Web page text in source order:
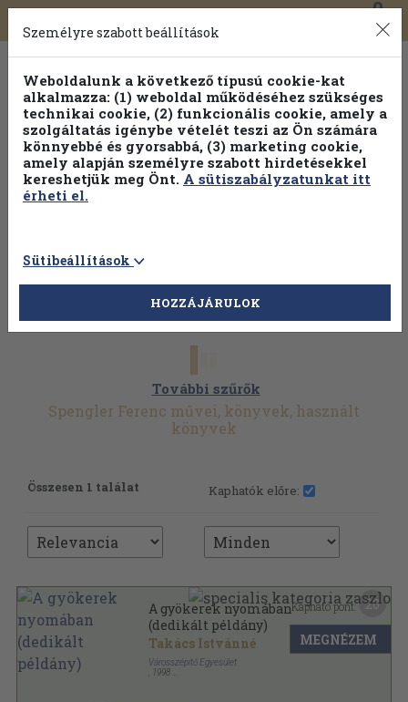
Toggle
navigation
0
További szűrők
Spengler Ferenc művei, könyvek, használt
könyvek
Összesen 1 találat Kaphatók előre:
A gyökerek nyomában
(dedikált példány)
Takács Istvánné
Városszépítő Egyesület
1998
Kapható pont: 20
MEGNÉZEM
Személyre szabott beállítások
Weboldalunk a következő típusú cookie-kat
alkalmazza: (1) weboldal működéséhez szükséges
technikai cookie, (2) funkcionális cookie, amely a
szolgáltatás igénybe vételét teszi az Ön számára
könnyebbé és gyorsabbá, (3) marketing cookie,
amely alapján személyre szabott hirdetésekkel
kereshetjük meg Önt. A sütiszabályzatunkat itt
érheti el.
Sütibeállítások
HOZZÁJÁRULOK